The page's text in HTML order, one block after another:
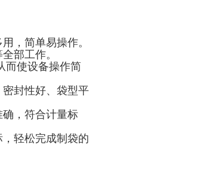
，简单易操作。
部工作。
而使设备操作简
封性好、袋型平
，符合计量标
轻松完成制袋的